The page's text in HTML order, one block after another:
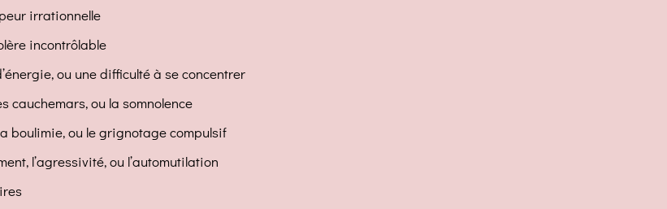
irrationnelle
incontrôlable
ou une difficulté à se concentrer
cauchemars, ou la somnolence
boulimie, ou le grignotage compulsif
l’agressivité, ou l’automutilation